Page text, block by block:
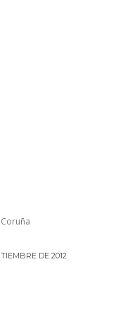
DE 2012